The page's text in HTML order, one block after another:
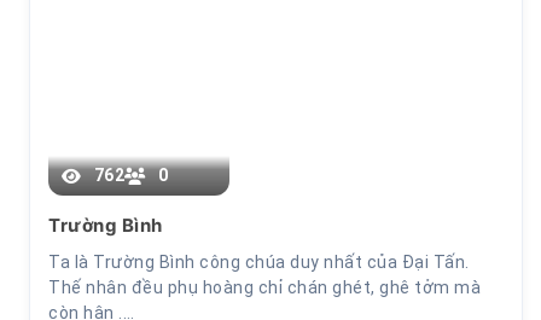
8
762 0
Trường Bình
Ta là Trường Bình công chúa duy nhất của Đại Tấn.
Thế nhân đều phụ hoàng chỉ chán ghét, ghê tởm mà
còn hận .…